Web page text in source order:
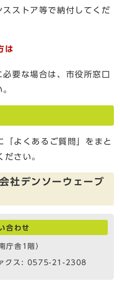
スストア等で納付してくだ
は
要な場合は、市役所窓口
「よくあるご質問」をまと
ださい。
社デンソーウェーブ
合わせ
庁舎1階）
クス: 0575-21-2308